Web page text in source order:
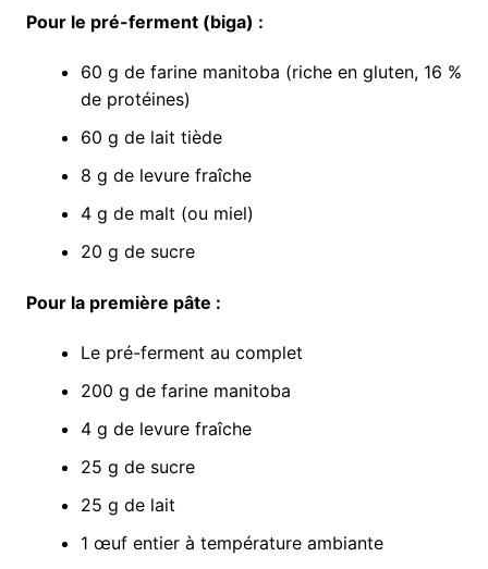
Pour le pré-ferment (biga) :
60 g de farine manitoba (riche en gluten, 16 %
de protéines)
60 g de lait tiède
8 g de levure fraîche
4 g de malt (ou miel)
20 g de sucre
Pour la première pâte :
Le pré-ferment au complet
200 g de farine manitoba
4 g de levure fraîche
25 g de sucre
25 g de lait
1 œuf entier à température ambiante